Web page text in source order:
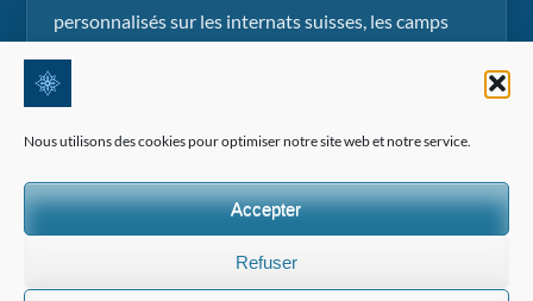
Nous utilisons des cookies pour optimiser notre site web et notre service.
Accepter
Refuser
personnalisés sur les internats suisses, les camps
d'été et les projets d'éducation familiale.